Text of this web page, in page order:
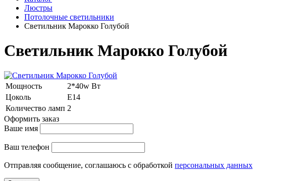
Люстры
Потолочные светильники
Светильник Марокко Голубой
Светильник Марокко Голубой
Мощность
2*40w Вт
Цоколь
E14
Количество ламп 2
Оформить заказ
Ваше имя
Ваш телефон
Отправляя сообщение, соглашаюсь с обработкой персональных данных